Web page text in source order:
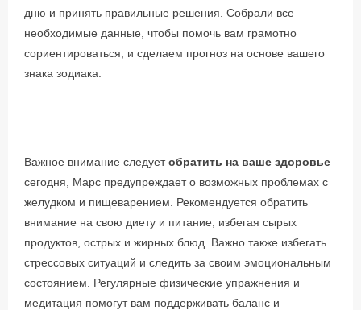
дню и принять правильные решения. Собрали все
необходимые данные, чтобы помочь вам грамотно
сориентироваться, и сделаем прогноз на основе вашего
знака зодиака.
Важное внимание следуетобратить на ваше здоровье
сегодня, Марс предупреждает о возможных проблемах с
желудком и пищеварением. Рекомендуется обратить
внимание на свою диету и питание, избегая сырых
продуктов, острых и жирных блюд. Важно также избегать
стрессовых ситуаций и следить за своим эмоциональным
состоянием. Регулярные физические упражнения и
медитация помогут вам поддерживать баланс и